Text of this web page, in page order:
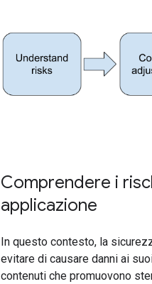
Comprendere i
applicazione
In questo contesto, la
evitare di causare danni ai
contenuti che promuovono